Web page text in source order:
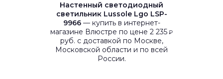
Настенный светодиодный
светильник Lussole Lgo LSP-
9966— купить в интернет-
магазине Влюстре по цене 2 235 ₽
руб. с доставкой по Москве,
Московской области и по всей
России.